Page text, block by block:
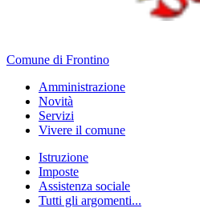
Comune di Frontino
Amministrazione
Novità
Servizi
Vivere il comune
Istruzione
Imposte
Assistenza sociale
Tutti gli argomenti...